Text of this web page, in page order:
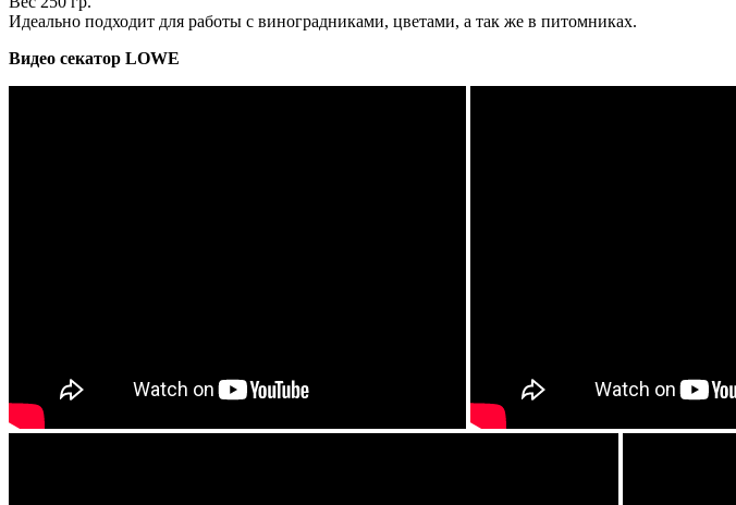
Идеально подходит для работы с виноградниками, цветами, а так же в питомниках.
Видео секатор LOWE